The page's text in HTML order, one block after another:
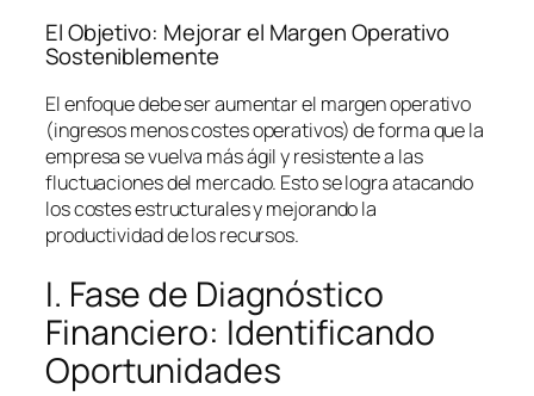
El Objetivo: Mejorar el Margen Operativo
Sosteniblemente
El enfoque debe ser aumentar el margen operativo
(ingresos menos costes operativos) de forma que la
empresa se vuelva más ágil y resistente a las
fluctuaciones del mercado. Esto se logra atacando
los costes estructurales y mejorando la
productividad de los recursos.
I. Fase de Diagnóstico
Financiero: Identificando
Oportunidades